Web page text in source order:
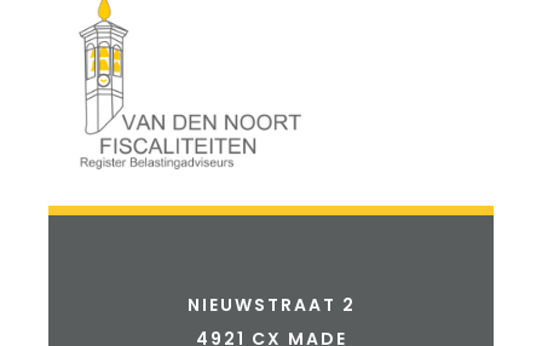
NIEUWSTRAAT 2
4921 CX MADE